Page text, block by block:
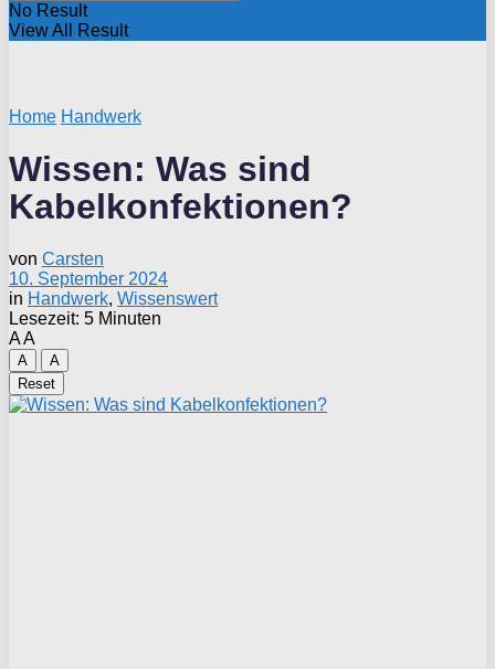
No Result
View All Result
Home Handwerk
Wissen: Was sind
Kabelkonfektionen?
von Carsten
10. September 2024
in Handwerk, Wissenswert
Lesezeit: 5 Minuten
AA
A
A
Reset